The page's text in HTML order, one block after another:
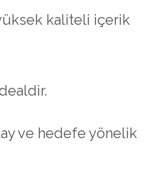
kaliteli içerik
ve hedefe yönelik